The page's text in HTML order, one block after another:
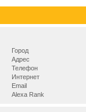
Город
Адрес
Телефон
Интернет
Email
Alexa Rank